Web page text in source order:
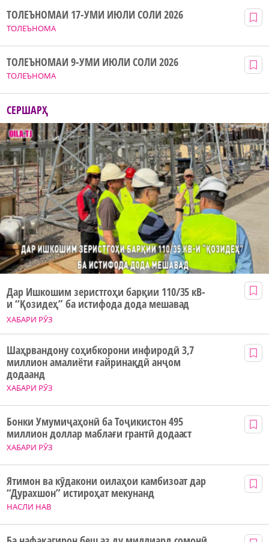
ТОЛЕЪНОМА
ТОЛЕЪНОМАИ 17-УМИ ИЮЛИ СОЛИ 2026
ТОЛЕЪНОМА
ТОЛЕЪНОМАИ 9-УМИ ИЮЛИ СОЛИ 2026
СЕРШАРҲ
ХАБАРИ РӮЗ
Дар Ишкошим зеристгоҳи барқии 110/35 кВ-
и “Қозидеҳ” ба истифода дода мешавад
ХАБАРИ РӮЗ
Шаҳрвандону соҳибкорони инфиродӣ 3,7
миллион амалиёти ғайринақдӣ анҷом
додаанд
ХАБАРИ РӮЗ
Бонки Умумиҷаҳонӣ ба Тоҷикистон 495
миллион доллар маблағи грантӣ додааст
НАСЛИ НАВ
Ятимон ва кӯдакони оилаҳои камбизоат дар
“Дурахшон” истироҳат мекунанд